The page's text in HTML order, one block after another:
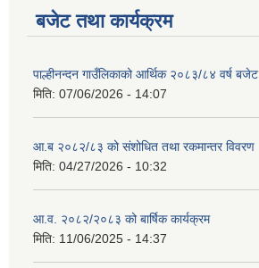
बजेट तथा कार्यक्रम
पाल्हीनन्दन गाउँलिकाको आर्थिक २०८३/८४ वर्ष बजेट
मिति: 07/06/2026 - 14:07
आ.ब २०८२/८३ को संशोधित तथा रकमान्तर विवरण
मिति: 04/27/2026 - 10:32
आ.व. २०८२/२०८३ को बार्षिक कार्यक्रम
मिति: 11/06/2025 - 14:37